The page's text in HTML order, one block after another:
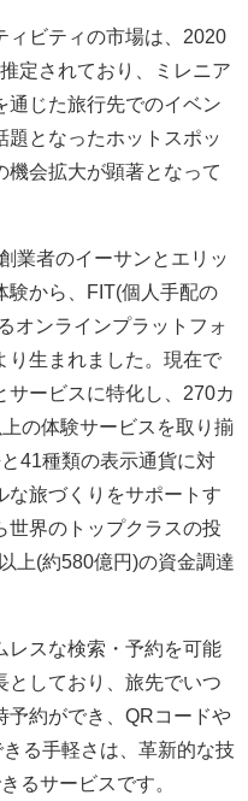
ィビティの市場は、2020
定されており、ミレニア
通じた旅行先でのイベン
題となったホットスポッ
機会拡大が顕著となって
業者のイーサンとエリッ
験から、FIT(個人手配の
オンラインプラットフォ
り生まれました。現在で
サービスに特化し、270カ
の体験サービスを取り揃
41種類の表示通貨に対
な旅づくりをサポートす
世界のトップクラスの投
上(約580億円)の資金調達
レスな検索・予約を可能
としており、旅先でいつ
予約ができ、QRコードや
る手軽さは、革新的な技
るサービスです。